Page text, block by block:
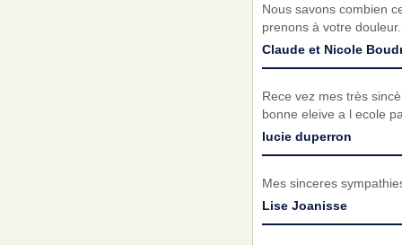
Nous savons combien
prenons à votre douleur.
Claude et Nicole
Rece vez mes très
bonne eleive a l ecole
lucie duperron
Mes sinceres
Lise Joanisse